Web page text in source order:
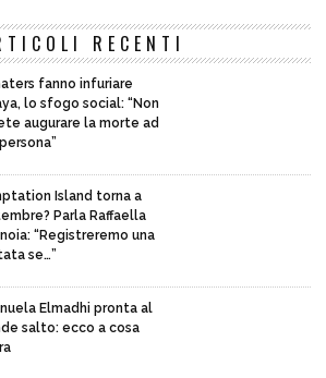
RECENTI
fanno infuriare
lo sfogo social: “Non
augurare la morte ad
Island torna a
Parla Raffaella
“Registreremo una
se…”
Elmadhi pronta al
salto: ecco a cosa